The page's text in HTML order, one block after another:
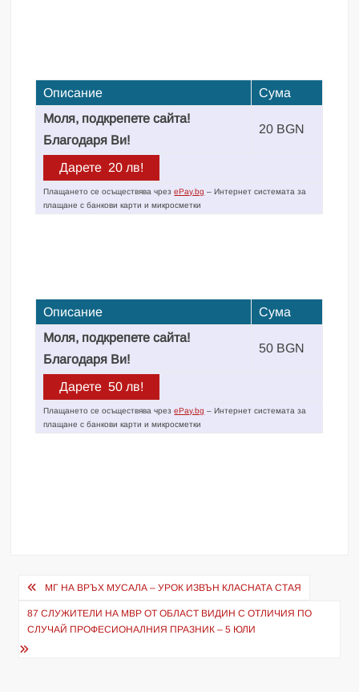
Описание
Сума
Моля, подкрепете сайта!
Благодаря Ви!
20 BGN
Плащането се осъществява чрезePay.bg – Интернет системата за
плащане с банкови карти и микросметки
Описание
Сума
Моля, подкрепете сайта!
Благодаря Ви!
50 BGN
Плащането се осъществява чрезePay.bg – Интернет системата за
плащане с банкови карти и микросметки
Навигация
МГ НА ВРЪХ МУСАЛА – УРОК ИЗВЪН КЛАСНАТА СТАЯ
87 СЛУЖИТЕЛИ НА МВР ОТ ОБЛАСТ ВИДИН С ОТЛИЧИЯ ПО
СЛУЧАЙ ПРОФЕСИОНАЛНИЯ ПРАЗНИК – 5 ЮЛИ